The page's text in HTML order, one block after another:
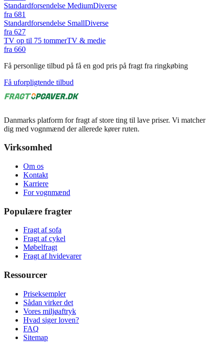
Standardforsendelse MediumDiverse
fra 681
Standardforsendelse SmallDiverse
fra 627
TV op til 75 tommerTV & medie
fra 660
Få personlige tilbud på få en god pris på fragt fra ringkøbing
Få uforpligtende tilbud
Danmarks platform for fragt af store ting til lave priser. Vi matcher
dig med vognmænd der allerede kører ruten.
Virksomhed
Om os
Kontakt
Karriere
For vognmænd
Populære fragter
Fragt af sofa
Fragt af cykel
Møbelfragt
Fragt af hvidevarer
Ressourcer
Priseksempler
Sådan virker det
Vores miljøaftryk
Hvad siger loven?
FAQ
Sitemap